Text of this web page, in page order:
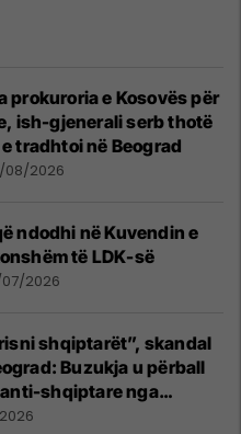
prokuroria e Kosovës për
ish-gjenerali serb thotë
tradhtoi në Beograd
08/2026
ndodhi në Kuvendin e
të LDK-së
2026
shqiptarët”, skandal
Buzukja u përball
shqiptare nga